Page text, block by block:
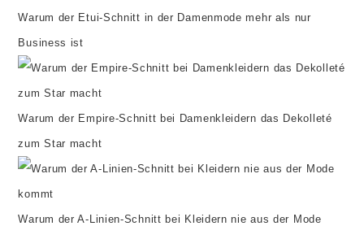
Warum der Etui-Schnitt in der Damenmode mehr als nur
Business ist
Warum der Empire-Schnitt bei Damenkleidern das Dekolleté
zum Star macht
Warum der A-Linien-Schnitt bei Kleidern nie aus der Mode